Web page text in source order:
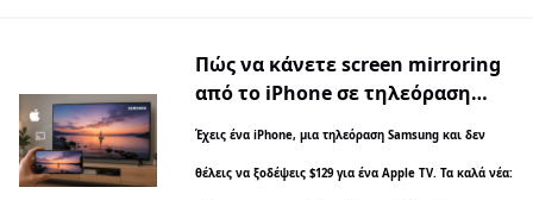
Πώς να κάνετε screen mirroring
από το iPhone σε τηλεόραση
Έχεις ένα iPhone, μια τηλεόραση Samsung και δεν
θέλεις να ξοδέψεις $129 για ένα Apple TV. Τα καλά νέα: